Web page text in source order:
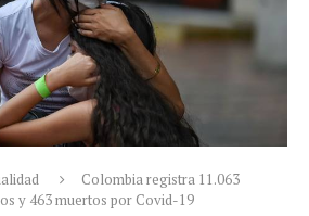
Colombia registra 11.063
y 463 muertos por Covid-19